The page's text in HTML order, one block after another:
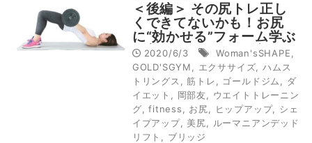
＜後編＞ その尻トレ正し
くできてないかも！お尻
に“効かせる”フォーム学ぶ
［美尻トレーナー岡部友の
ヒップアップ術］
2020/6/3 Woman'sSHAPE
GOLD'SGYM
エクササイズ
ハムス
トリングス
,筋トレ ゴールドジム
ダ
イエット
岡部友
ウエイトトレーニン
グ ,fitness お尻 ヒップアップ, シェ
イプアップ, 美尻
ルーマニアンデッド
リフト
ブリッジ